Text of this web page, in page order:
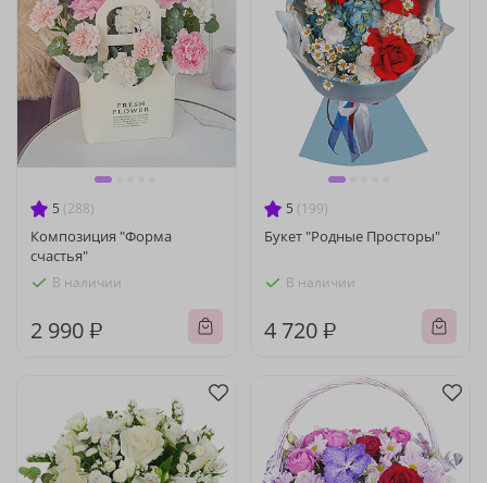
5 (288)
Композиция "Форма
счастья"
В наличии
2 990 ₽
5 (199)
Букет "Родные Просторы"
В наличии
4 720 ₽